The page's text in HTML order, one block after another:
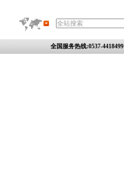
全国服务热线:0537-4418499